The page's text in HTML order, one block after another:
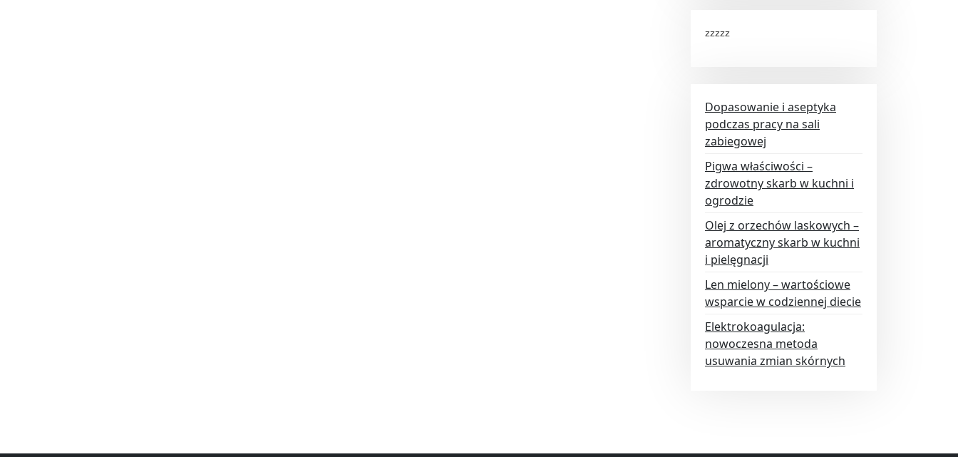
zzzzz
Dopasowanie i aseptyka
podczas pracy na sali
zabiegowej
Pigwa właściwości –
zdrowotny skarb w kuchni i
ogrodzie
Olej z orzechów laskowych –
aromatyczny skarb w kuchni
i pielęgnacji
Len mielony – wartościowe
wsparcie w codziennej diecie
Elektrokoagulacja:
nowoczesna metoda
usuwania zmian skórnych